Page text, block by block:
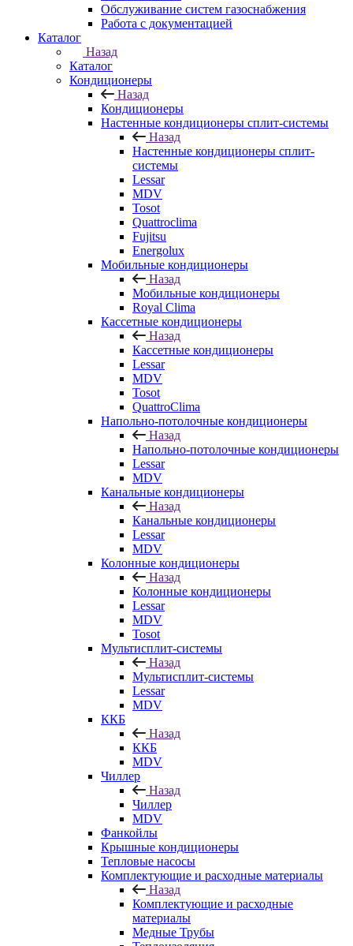
Обслуживание систем газоснабжения
Работа с документацией
Каталог
Назад
Каталог
Кондиционеры
Назад
Кондиционеры
Настенные кондиционеры сплит-системы
Назад
Настенные кондиционеры сплит-
системы
Lessar
MDV
Tosot
Quattroclima
Fujitsu
Energolux
Мобильные кондиционеры
Назад
Мобильные кондиционеры
Royal Clima
Кассетные кондиционеры
Назад
Кассетные кондиционеры
Lessar
MDV
Tosot
QuattroClima
Напольно-потолочные кондиционеры
Назад
Напольно-потолочные кондиционеры
Lessar
MDV
Канальные кондиционеры
Назад
Канальные кондиционеры
Lessar
MDV
Колонные кондиционеры
Назад
Колонные кондиционеры
Lessar
MDV
Tosot
Мультисплит-системы
Назад
Мультисплит-системы
Lessar
MDV
ККБ
Назад
ККБ
MDV
Чиллер
Назад
Чиллер
MDV
Фанкойлы
Крышные кондиционеры
Тепловые насосы
Комплектующие и расходные материалы
Назад
Комплектующие и расходные
материалы
Медные Трубы